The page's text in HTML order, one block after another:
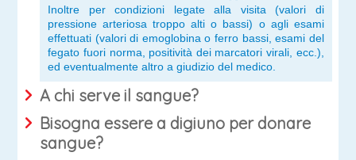
Inoltre per condizioni legate alla visita (valori di
pressione arteriosa troppo alti o bassi) o agli esami
effettuati (valori di emoglobina o ferro bassi, esami del
fegato fuori norma, positività dei marcatori virali, ecc.),
ed eventualmente altro a giudizio del medico.
A chi serve il sangue?
Bisogna essere a digiuno per donare
sangue?